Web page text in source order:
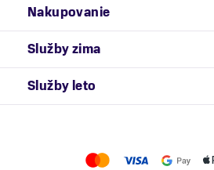
Nakupovanie
Služby zima
Služby leto